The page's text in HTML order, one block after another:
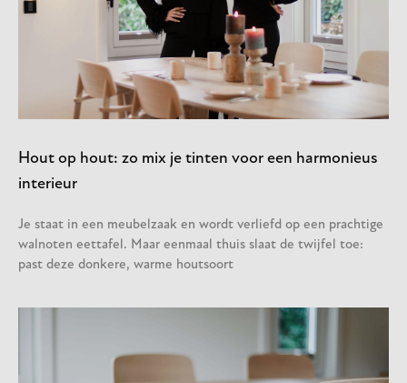
Hout op hout: zo mix je tinten voor een harmonieus
interieur
Je staat in een meubelzaak en wordt verliefd op een prachtige
walnoten eettafel. Maar eenmaal thuis slaat de twijfel toe:
past deze donkere, warme houtsoort